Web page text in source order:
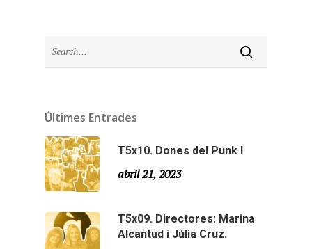
Últimes Entrades
T5x10. Dones del Punk I
abril 21, 2023
T5x09. Directores: Marina
Alcantud i Júlia Cruz.
Temporades
Temporada 4
Agraïments
Monty Peiró